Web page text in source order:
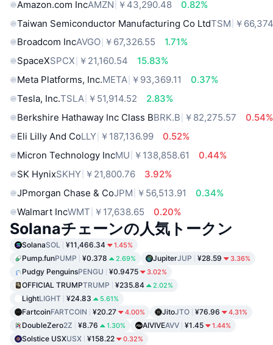
Amazon.com IncAMZN ￥43,290.48
0.82%
Taiwan Semiconductor Manufacturing Co LtdTSM ￥
Broadcom IncAVGO ￥67,326.55
1.71%
SpaceXSPCX ￥21,160.54
15.83%
Meta Platforms, Inc.META ￥93,369.11
0.37%
Tesla, Inc.TSLA ￥51,914.52
2.83%
Berkshire Hathaway Inc Class BBRK.B ￥82,275.57
0.54%
Eli Lilly And CoLLY ￥187,136.99
0.52%
Micron Technology IncMU ￥138,858.61
0.44%
SK HynixSKHY ￥21,800.76
3.92%
JPmorgan Chase & CoJPM ￥56,513.91
0.34%
Walmart IncWMT ￥17,638.65 0.20%
Solanaチェーンの人気トークン
SolanaSOL ¥11,466.34 1.45%
Pump.funPUMP ¥0.378 2.69% JupiterJUP ¥28.59 3.36%
Pudgy PenguinsPENGU ¥0.9475 3.02%
OFFICIAL TRUMPTRUMP ¥235.84 2.02%
LightLIGHT ¥24.83 5.61%
FartcoinFARTCOIN ¥20.27 4.00% JitoJTO ¥76.96 4.31%
DoubleZero2Z ¥8.76 1.30% AIVIVEAVV ¥1.45 1.44%
Solstice USXUSX ¥158.22 0.32%